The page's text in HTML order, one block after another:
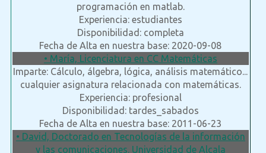
programación en matlab.
Experiencia: estudiantes
Disponibilidad: completa
Fecha de Alta en nuestra base: 2020-09-08
• María, Licenciatura en CC Matemáticas
Imparte: Cálculo, álgebra, lógica, análisis matemático...
cualquier asignatura relacionada con matemáticas.
Experiencia: profesional
Disponibilidad: tardes_sabados
Fecha de Alta en nuestra base: 2011-06-23
• David, Doctorado en Tecnologías de la información
y las comunicaciones. Universidad de Alcala